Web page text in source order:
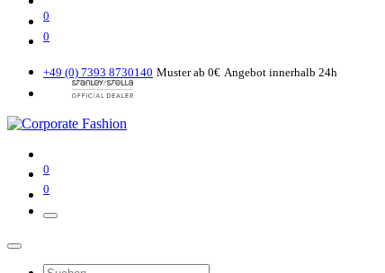
0
0
+49 (0) 7393 8730140 Muster ab 0€ Angebot innerhalb 24h
0
0